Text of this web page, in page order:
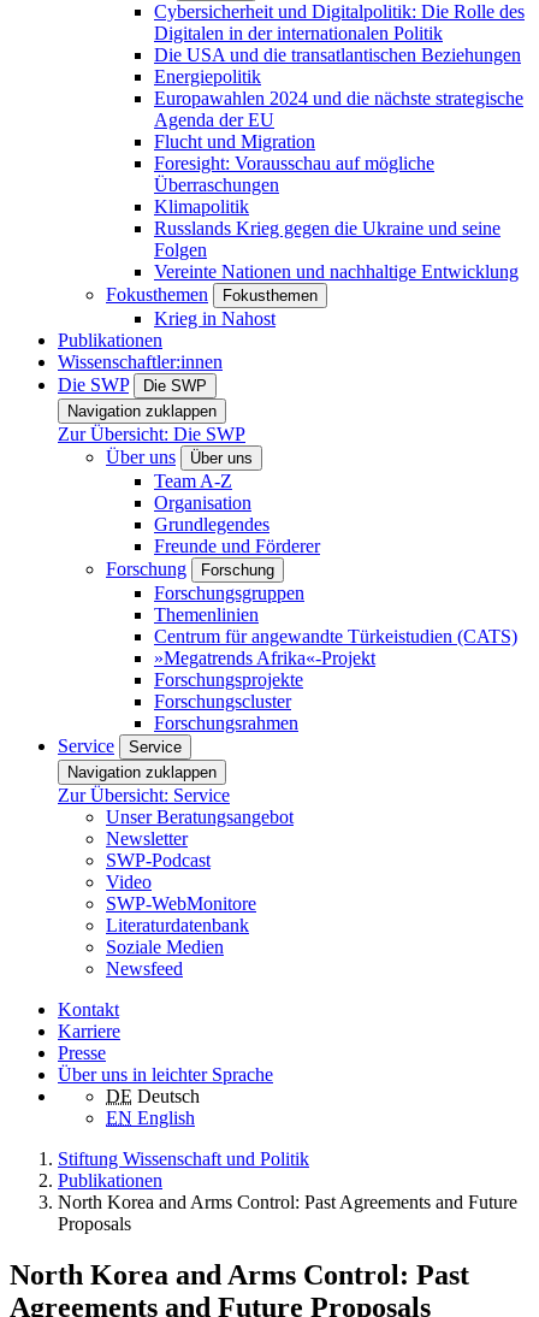
Cybersicherheit und Digitalpolitik: Die Rolle des
Digitalen in der internationalen Politik
Die USA und die transatlantischen Beziehungen
Energiepolitik
Europawahlen 2024 und die nächste strategische
Agenda der EU
Flucht und Migration
Foresight: Vorausschau auf mögliche
Überraschungen
Klimapolitik
Russlands Krieg gegen die Ukraine und seine
Folgen
Vereinte Nationen und nachhaltige Entwicklung
Fokusthemen
Fokusthemen
Krieg in Nahost
Publikationen
Wissenschaftler:innen
Die SWP
Die SWP
Navigation zuklappen
Zur Übersicht: Die SWP
Über uns
Über uns
Team A-Z
Organisation
Grundlegendes
Freunde und Förderer
Forschung
Forschung
Forschungsgruppen
Themenlinien
Centrum für angewandte Türkeistudien (CATS)
»Megatrends Afrika«-Projekt
Forschungsprojekte
Forschungscluster
Forschungsrahmen
Service
Service
Navigation zuklappen
Zur Übersicht: Service
Unser Beratungsangebot
Newsletter
SWP-Podcast
Video
SWP-WebMonitore
Literaturdatenbank
Soziale Medien
Newsfeed
Kontakt
Karriere
Presse
Über uns in leichter Sprache
DE Deutsch
EN English
Stiftung Wissenschaft und Politik
Publikationen
North Korea and Arms Control: Past Agreements and Future
Proposals
North Korea and Arms Control: Past
Agreements and Future Proposals